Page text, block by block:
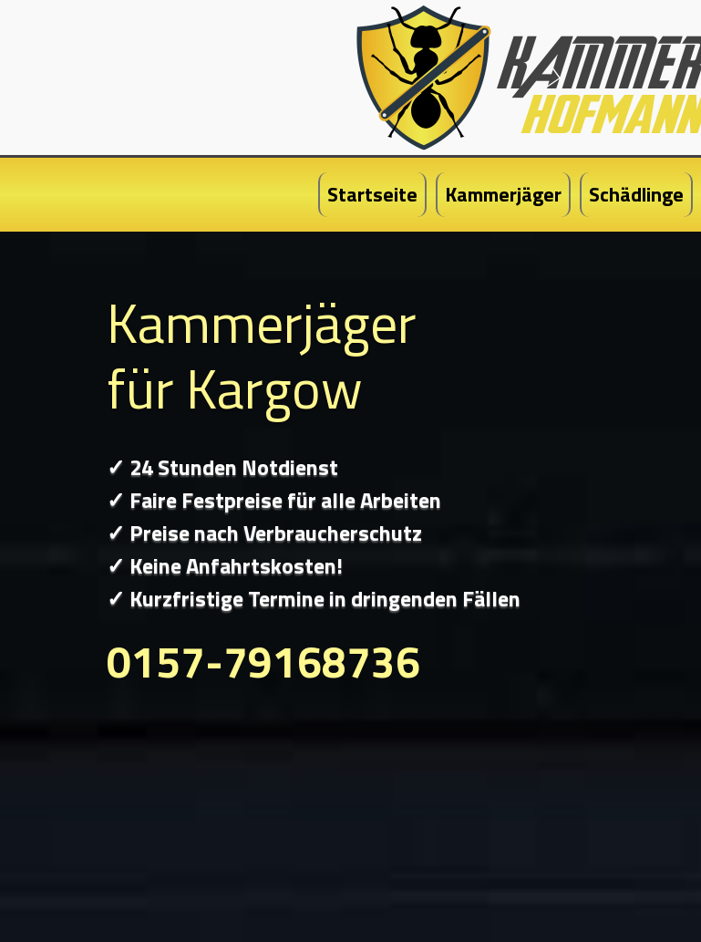
Startseite Kammerjäger Schädlinge
Kammerjäger
für Kargow
✓ 24 Stunden Notdienst
✓ Faire Festpreise für alle Arbeiten
✓ Preise nach Verbraucherschutz
✓ Keine Anfahrtskosten!
✓ Kurzfristige Termine in dringenden Fällen
0157-79168736